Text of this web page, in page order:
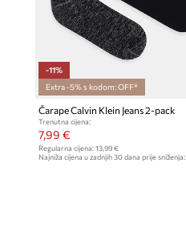
-11%
Extra -5% s kodom: OFF*
Čarape Calvin Klein Jeans 2-pack
Trenutna cijena:
7,99 €
Regularna cijena: 13,99 €
Najniža cijena u zadnjih 30 dana prije sniženja: